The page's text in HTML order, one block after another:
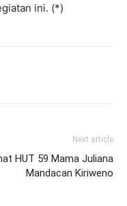
ini. (*)
Next article
HUT 59 Mama Juliana
Mandacan Kiriweno